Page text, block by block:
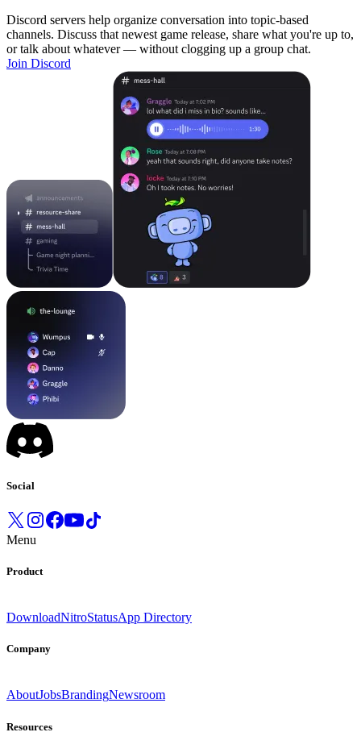
Discord servers help organize conversation into topic-based
channels. Discuss that newest game release, share what you're up to,
or talk about whatever — without clogging up a group chat.
Join Discord
Social
Menu
Product
DownloadNitroStatusApp Directory
Company
AboutJobsBrandingNewsroom
Resources